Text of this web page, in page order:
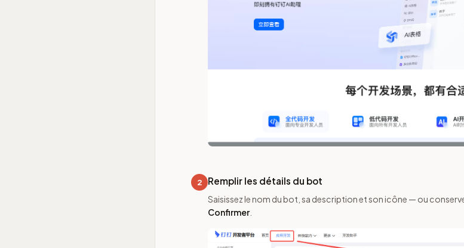
2 Remplir les détails du bot
Saisissez le nom du bot, sa description et son icône — ou
Confirmer.